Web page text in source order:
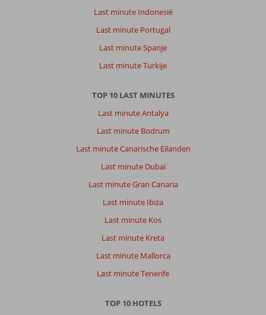
Last minute Indonesië
Last minute Portugal
Last minute Spanje
Last minute Turkije
TOP 10 LAST MINUTES
Last minute Antalya
Last minute Bodrum
Last minute Canarische Eilanden
Last minute Dubai
Last minute Gran Canaria
Last minute Ibiza
Last minute Kos
Last minute Kreta
Last minute Mallorca
Last minute Tenerife
TOP 10 HOTELS